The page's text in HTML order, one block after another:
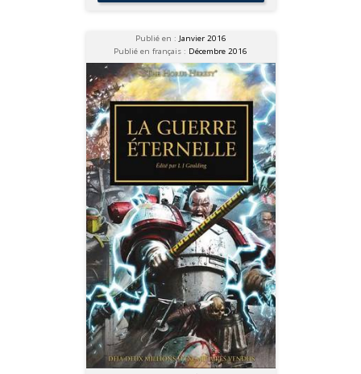
Publié en : Janvier 2016
Publié en français : Décembre 2016